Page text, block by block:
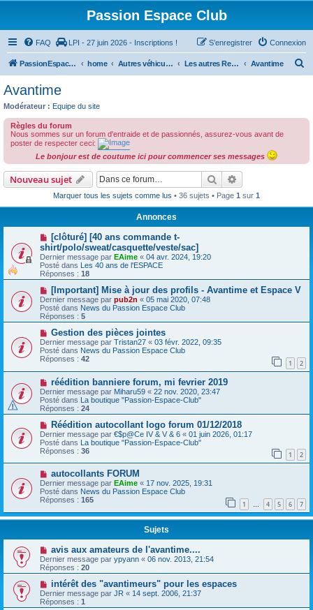
Passion Espace Club
FAQ LPI - 27 juin 2026 - Inscriptions ! Connexion
S’enregistrer
PassionEspaceClub home Autres véhicules Les autres Renault ... et pas que les Renault Avantime
c
Avantime
Modérateur : Equipe du site
Règles du forum
Nous sommes sur un forum d'entraide et de passionnés, assurez-vous avant de
poster de respecter ceci:
Le bonjour est de coutume ici pour commencer ses messages
Nouveau sujet Rechercher
Marquer tous les sujets comme lus • 36 sujets • Page 1 sur 1
Annonces
[clôturé] [40 ans commande t-
shirt/polo/sweat/casquette/veste/sac]
Dernier message par EAime « 04 avr. 2024, 19:20
Posté dans Les 40 ans de l'ESPACE
Réponses : 18
[Important] Mise à jour des profils - Avantime et Espace V
Dernier message par pub2n « 05 mai 2020, 07:48
Posté dans News du Passion Espace Club
Réponses : 5
Gestion des pièces jointes
Dernier message par Tristan27 « 03 févr. 2022, 09:35
Posté dans News du Passion Espace Club
Réponses : 42 1 2
réédition banniere forum, mi fevrier 2019
Dernier message par Miharu59 « 22 nov. 2020, 23:47
Posté dans La boutique "Passion-Espace-Club"
Réponses : 24
Réédition autocollant logo forum 01/12/2018
Dernier message par €$p@Ce IV & V & 6 « 01 juin 2026, 01:17
Posté dans La boutique "Passion-Espace-Club"
Réponses : 36 1 2
autocollants FORUM
Dernier message par EAime « 17 nov. 2025, 19:31
Posté dans News du Passion Espace Club
Réponses : 165 1 … 4 5 6 7
Sujets
avis aux amateurs de l'avantime....
Dernier message par ypyann « 06 nov. 2013, 21:54
Réponses : 20
intérêt des "avantimeurs" pour les espaces
Dernier message par JR « 14 sept. 2006, 21:37
Réponses : 1